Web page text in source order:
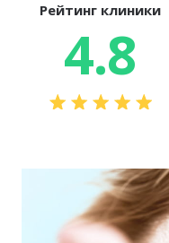
Рейтинг клиники
4.8